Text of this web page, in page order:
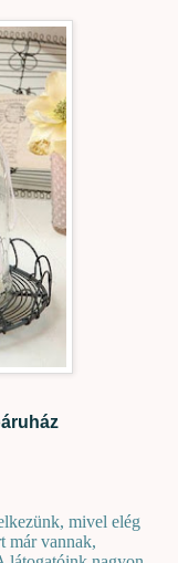
mivel elég
már vannak,